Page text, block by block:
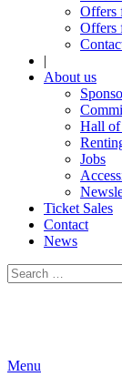
Offers
Offers
|
About us
Hall of
Jobs
Ticket Sales
Contact
News
Search
for:
Menu